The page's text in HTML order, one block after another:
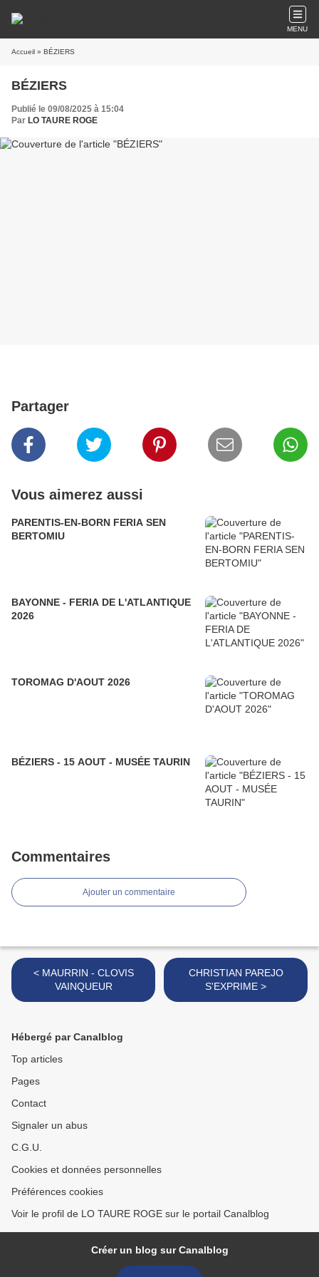
MENU
Accueil » BÉZIERS
BÉZIERS
Publié le 09/08/2025 à 15:04
Par LO TAURE ROGE
Partager
Vous aimerez aussi
PARENTIS-EN-BORN FERIA SEN
BERTOMIU
BAYONNE - FERIA DE L'ATLANTIQUE
2026
TOROMAG D'AOUT 2026
BÉZIERS - 15 AOUT - MUSÉE TAURIN
Commentaires
Ajouter un commentaire
< MAURRIN - CLOVIS
VAINQUEUR
CHRISTIAN PAREJO
S'EXPRIME >
Hébergé par Canalblog
Top articles
Pages
Contact
Signaler un abus
C.G.U.
Cookies et données personnelles
Préférences cookies
Voir le profil de LO TAURE ROGE sur le portail Canalblog
Créer un blog sur Canalblog